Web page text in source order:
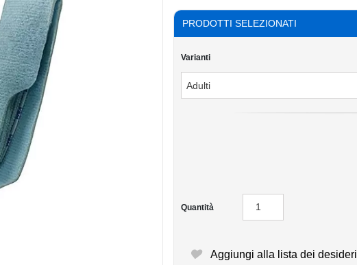
PRODOTTI SELEZIONATI
Varianti
Quantità
Aggiungi alla lista dei desideri